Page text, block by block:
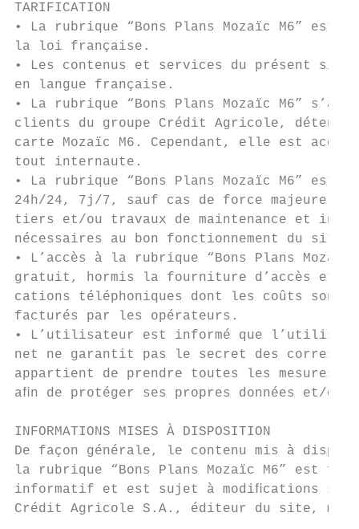
TARIFICATION
• La rubrique “Bons Plans Mozaïc M6”
la loi française.
• Les contenus et services du présent
en langue française.
• La rubrique “Bons Plans Mozaïc M6”
clients du groupe Crédit Agricole,
carte Mozaïc M6. Cependant, elle est
tout internaute.
• La rubrique “Bons Plans Mozaïc M6”
24h/24, 7j/7, sauf cas de force
tiers et/ou travaux de maintenance et
nécessaires au bon fonctionnement
• L’accès à la rubrique “Bons Plans
gratuit, hormis la fourniture d’accès et
cations téléphoniques dont les coûts
facturés par les opérateurs.
• L’utilisateur est informé que
net ne garantit pas le secret des
appartient de prendre toutes les mesures
aﬁn de protéger ses propres données
INFORMATIONS MISES À DISPOSITION
De façon générale, le contenu mis à
la rubrique “Bons Plans Mozaïc M6” est
informatif et est sujet à modiﬁcations
Crédit Agricole S.A., éditeur du site,